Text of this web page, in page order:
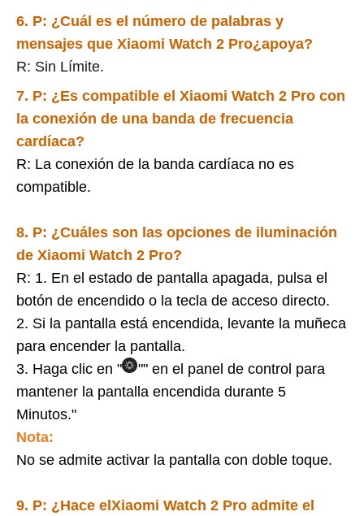
6. P: ¿Cuál es el número de palabras y
mensajes que Xiaomi Watch 2 Pro¿apoya?
R: Sin Límite.
7. P: ¿Es compatible el Xiaomi Watch 2 Pro con
la conexión de una banda de frecuencia
cardíaca?
R: La conexión de la banda cardíaca no es
compatible.
8. P: ¿Cuáles son las opciones de iluminación
de Xiaomi Watch 2 Pro?
R: 1. En el estado de pantalla apagada, pulsa el
botón de encendido o la tecla de acceso directo.
2. Si la pantalla está encendida, levante la muñeca
para encender la pantalla.
3. Haga clic en "
"" en el panel de control para
mantener la pantalla encendida durante 5
Minutos."
Nota:
No se admite activar la pantalla con doble toque.
9. P: ¿Hace el Xiaomi Watch 2 Proadmite el